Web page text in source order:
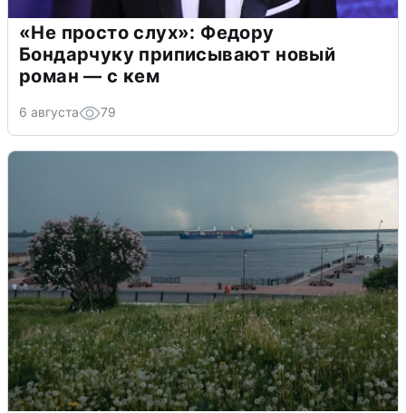
«Не просто слух»: Федору
Бондарчуку приписывают новый
роман — с кем
6 августа 79